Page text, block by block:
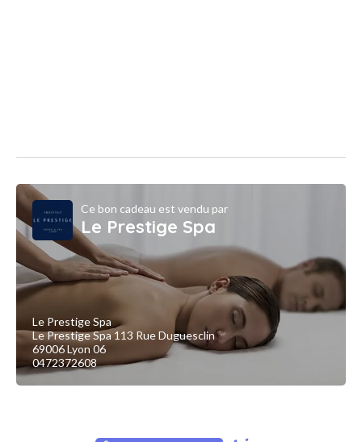
Ce bon cadeau est vendu par
Le Prestige Spa
Le Prestige Spa
Le Prestige Spa 113 Rue Duguesclin
69006 Lyon 06
0472372608